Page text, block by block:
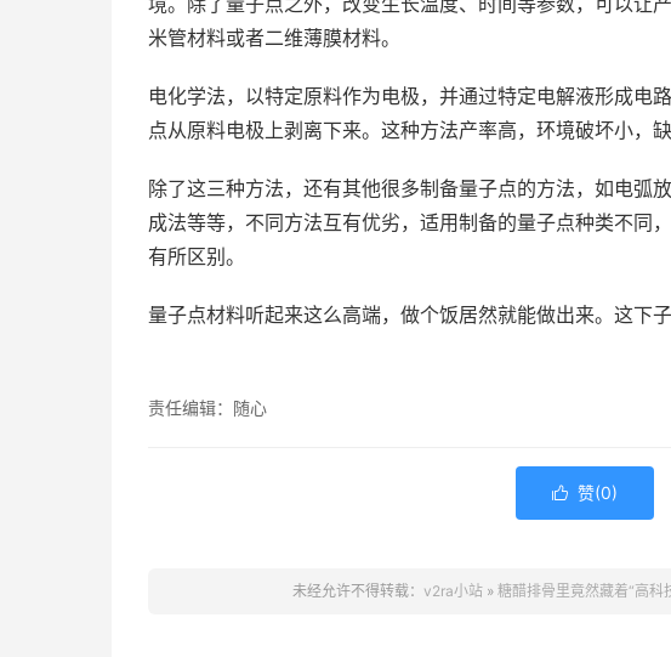
米管材料或者二维薄膜材料。
电化学法，以特定原料作为电极，并通过特定电解液形成电
点从原料电极上剥离下来。这种方法产率高，环境破坏小，
除了这三种方法，还有其他很多制备量子点的方法，如电弧
成法等等，不同方法互有优劣，适用制备的量子点种类不同
有所区别。
量子点材料听起来这么高端，做个饭居然就能做出来。这下
责任编辑：随心
 赞(0)
未经允许不得转载： v2ra小站 » 糖醋排骨里竟然藏着“高科